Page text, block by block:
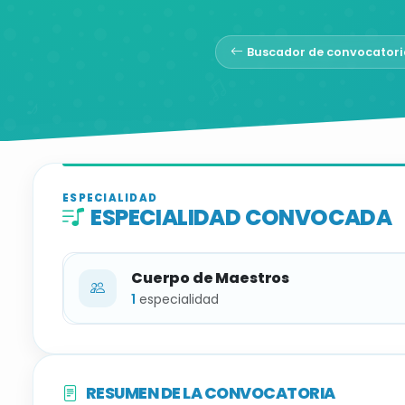
Buscador de
ESPECIALIDAD
ESPECIALIDAD CONVOCADA
Cuerpo de Maestros
1 especialidad
Música
RESUMEN DE LA CONVOCATORIA